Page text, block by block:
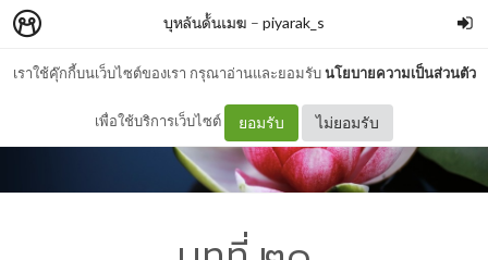
เราใช้คุ๊กกี้บนเว็บไซต์ของเรา กรุณาอ่านและยอมรับนโยบายความเป็นส่วนตัว
เพื่อใช้บริการเว็บไซต์ ยอมรับ ไม่ยอมรับ
บุหลันดั้นเมฆ – piyarak_s